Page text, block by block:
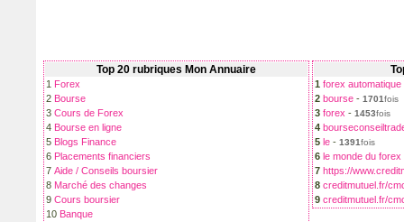
Top 20 rubriques Mon Annuaire
1 Forex
2 Bourse
3 Cours de Forex
4 Bourse en ligne
5 Blogs Finance
6 Placements financiers
7 Aide / Conseils boursier
8 Marché des changes
9 Cours boursier
10 Banque
1 forex automatique
2 bourse - 1701fois
3 forex - 1453fois
4
5 le - 1391fois
6 le monde du forex
7 https://
8 creditmutuel.fr/
9 creditmutuel.fr/